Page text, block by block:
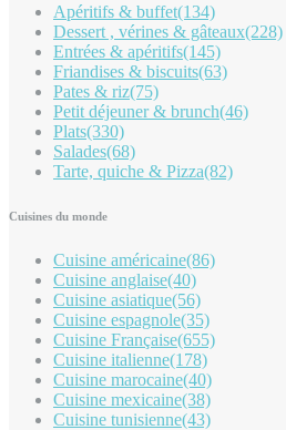
Apéritifs & buffet(134)
Dessert , vérines & gâteaux(228)
Entrées & apéritifs(145)
Friandises & biscuits(63)
Pates & riz(75)
Petit déjeuner & brunch(46)
Plats(330)
Salades(68)
Tarte, quiche & Pizza(82)
Cuisines du monde
Cuisine américaine(86)
Cuisine anglaise(40)
Cuisine asiatique(56)
Cuisine espagnole(35)
Cuisine Française(655)
Cuisine italienne(178)
Cuisine marocaine(40)
Cuisine mexicaine(38)
Cuisine tunisienne(43)